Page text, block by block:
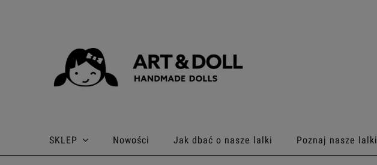
SKLEP Nowości Jak dbać o nasze lalki Poznaj nasze lalki